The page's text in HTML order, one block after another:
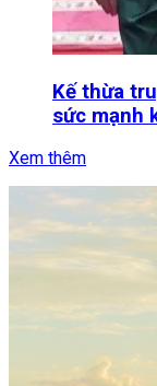
Kế thừa
sức mạnh
Xem thêm